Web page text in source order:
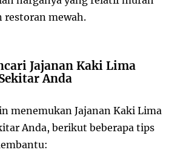
restoran mewah.
Jajanan Kaki Lima
Anda
menemukan Jajanan Kaki Lima
Anda, berikut beberapa tips